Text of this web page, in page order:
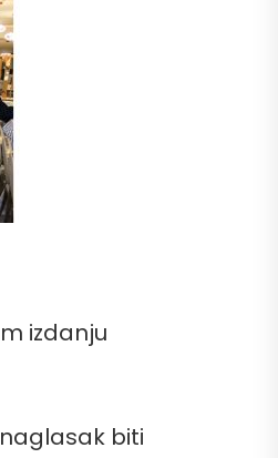
izdanju
biti